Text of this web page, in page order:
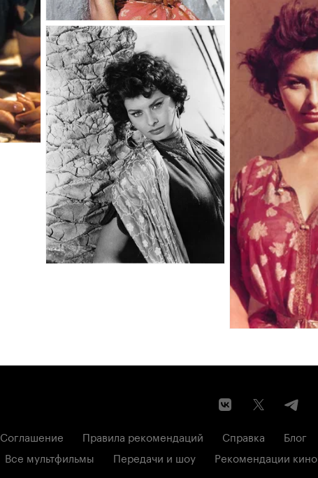
Соглашение Правила рекомендаций Справка Блог
Все мультфильмы
Передачи и шоу Рекомендации кино